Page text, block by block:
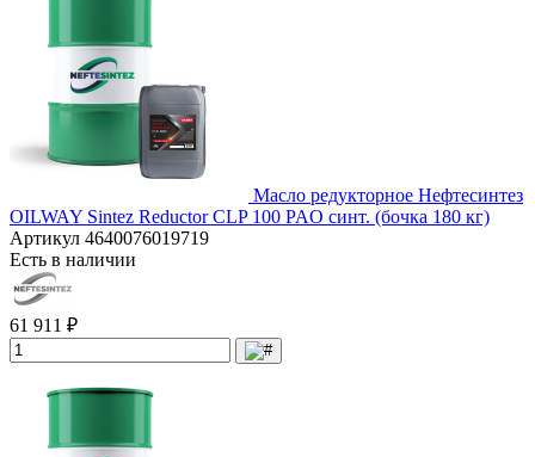
Масло редукторное Нефтесинтез
OILWAY Sintez Reductor CLP 100 PAO синт. (бочка 180 кг)
Артикул 4640076019719
Есть в наличии
61 911 ₽